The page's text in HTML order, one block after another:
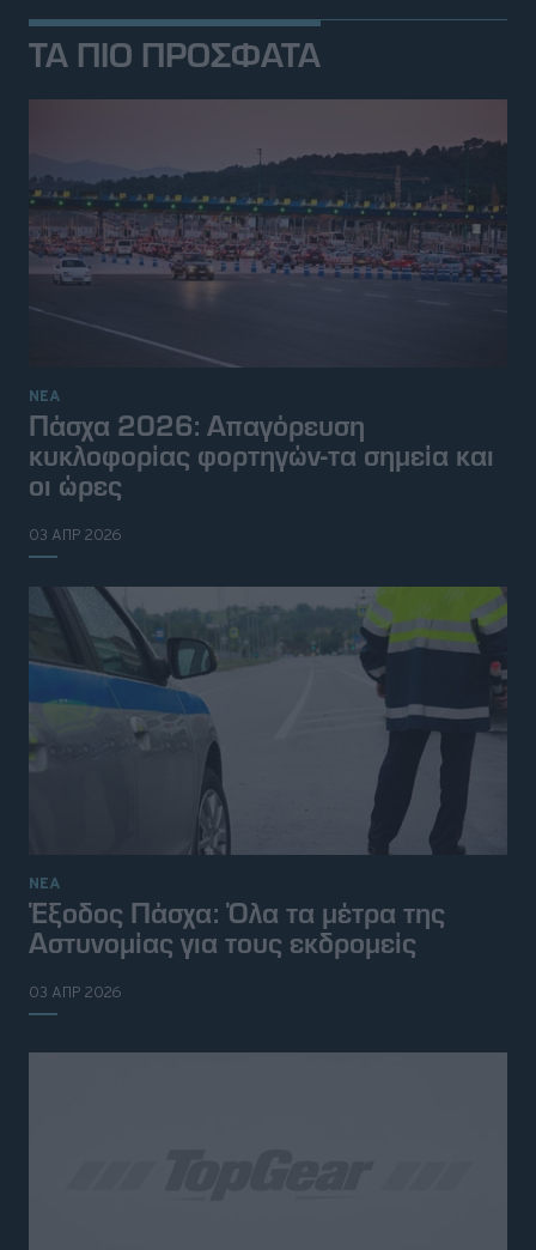
ΤΑ ΠΙΟ ΠΡΟΣΦΑΤΑ
ΝΕΑ
Πάσχα 2026: Απαγόρευση
κυκλοφορίας φορτηγών-τα σημεία και
οι ώρες
03 ΑΠΡ 2026
ΝΕΑ
Έξοδος Πάσχα: Όλα τα μέτρα της
Αστυνομίας για τους εκδρομείς
03 ΑΠΡ 2026